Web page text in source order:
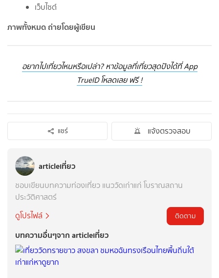
เว็บไซต์
ภาพทั้งหมด ถ่ายโดยผู้เขียน
อยากไปเที่ยวไหนหรือเปล่า? หาข้อมูลที่เที่ยวสุดปังได้ที่ App
TrueID โหลดเลย ฟรี !
แชร์ แจ้งตรวจสอบ
articleเที่ยว
ชอบเขียนบทความท่องเที่ยว แนววัดเก่าแก่ โบราณสถาน
ประวัติศาสตร์
ดูโปรไฟล์
ติดตาม
บทความอื่นๆจาก articleเที่ยว